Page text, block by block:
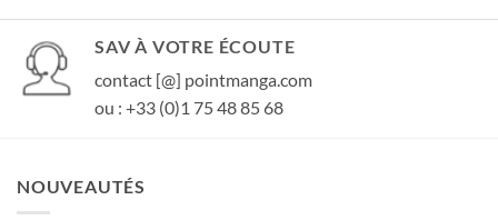
SAV À VOTRE ÉCOUTE
contact [@] pointmanga.com
ou : +33 (0)1 75 48 85 68
NOUVEAUTÉS